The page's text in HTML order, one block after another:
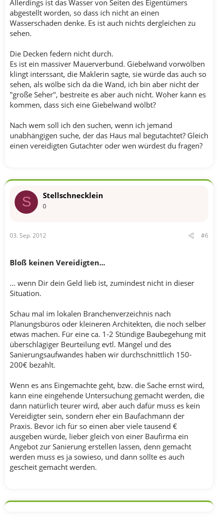
Allerdings ist das Wasser von Seiten des Eigentümers
abgestellt worden, so dass ich nicht an einen
Wasserschaden denke. Es ist auch nichts dergleichen zu
sehen.
Die Decken federn nicht durch.
Es ist ein massiver Mauerverbund. Giebelwand vorwölben
klingt interssant, die Maklerin sagte, sie würde das auch so
sehen, als wölbe sich da die Wand, ich bin aber nicht der
"große Seher", bestreite es aber auch nicht. Woher kann es
kommen, dass sich eine Giebelwand wölbt?
Nach wem soll ich den suchen, wenn ich jemand
unabhängigen suche, der das Haus mal begutachtet? Gleich
einen vereidigten Gutachter oder wen würdest du fragen?
S Stellschnecklein
0
03. Sep. 2012 #6
Bloß keinen Vereidigten...
... wenn Dir dein Geld lieb ist, zumindest nicht in dieser
Situation.
Schau mal im lokalen Branchenverzeichnis nach
Planungsbüros oder kleineren Architekten, die noch selber
etwas machen. Für eine ca. 1-2 Stündige Baubegehung mit
überschlägiger Beurteilung evtl. Mängel und des
Sanierungsaufwandes haben wir durchschnittlich 150-
200€ bezahlt.
Wenn es ans Eingemachte geht, bzw. die Sache ernst wird,
kann eine eingehende Untersuchung gemacht werden, die
dann natürlich teurer wird, aber auch dafür muss es kein
Vereidigter sein, sondern eher ein Baufachmann der
Praxis. Bevor ich für so einen aber viele tausend €
ausgeben würde, lieber gleich von einer Baufirma ein
Angebot zur Sanierung erstellen lassen, denn gemacht
werden muss es ja sowieso, und dann sollte es auch
gescheit gemacht werden.